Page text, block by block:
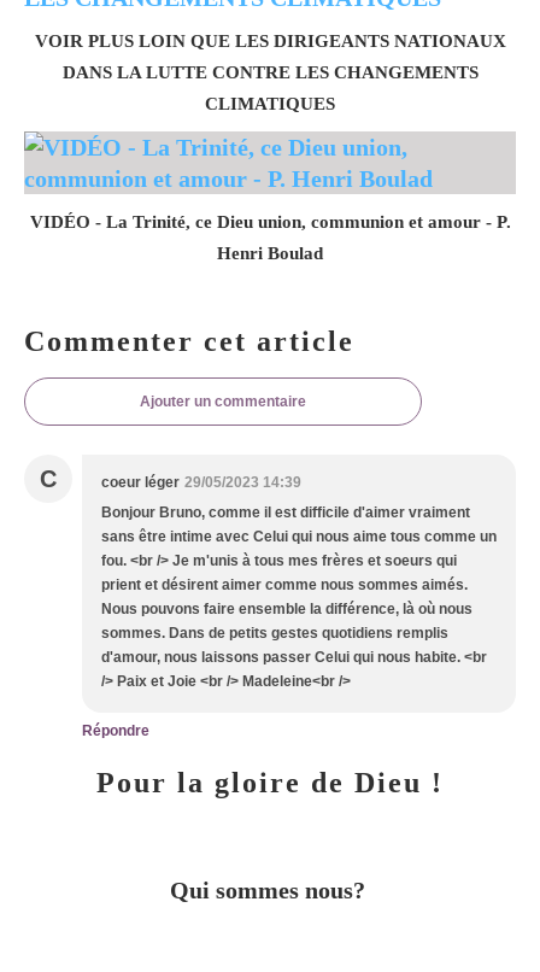
VOIR PLUS LOIN QUE LES DIRIGEANTS NATIONAUX
DANS LA LUTTE CONTRE LES CHANGEMENTS
CLIMATIQUES
VIDÉO - La Trinité, ce Dieu union, communion et amour - P.
Henri Boulad
Commenter cet article
Ajouter un commentaire
C coeur léger 29/05/2023 14:39
Bonjour Bruno, comme il est difficile d'aimer vraiment
sans être intime avec Celui qui nous aime tous comme un
fou. <br /> Je m'unis à tous mes frères et soeurs qui
prient et désirent aimer comme nous sommes aimés.
Nous pouvons faire ensemble la différence, là où nous
sommes. Dans de petits gestes quotidiens remplis
d'amour, nous laissons passer Celui qui nous habite. <br
/> Paix et Joie <br /> Madeleine<br />
Répondre
Pour la gloire de Dieu !
Qui sommes nous?